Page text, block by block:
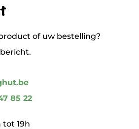
of uw bestelling?
85 22
tot 19h